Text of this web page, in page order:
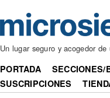
Un lugar seguro y acogedor
PORTADA SECCIONES/
SUSCRIPCIONES